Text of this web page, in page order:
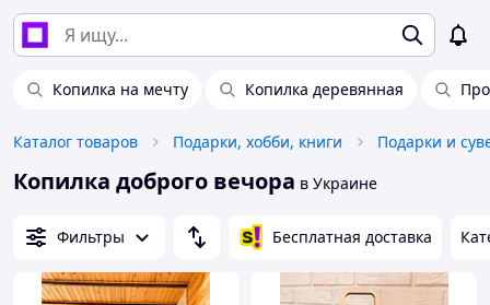
Копилка на мечту Копилка деревянная
Каталог товаров Подарки, хобби, книги Подарки и
Копилка доброго вечора в Украине
Фильтры Бесплатная доставка